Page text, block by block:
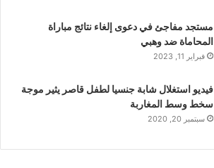
مستجد مفاجئ في دعوى إلغاء نتائج مباراة
المحاماة ضد وهبي
فبراير 11, 2023
فيديو استغلال شابة جنسيا لطفل قاصر يثير موجة
سخط وسط المغاربة
سبتمبر 20, 2020